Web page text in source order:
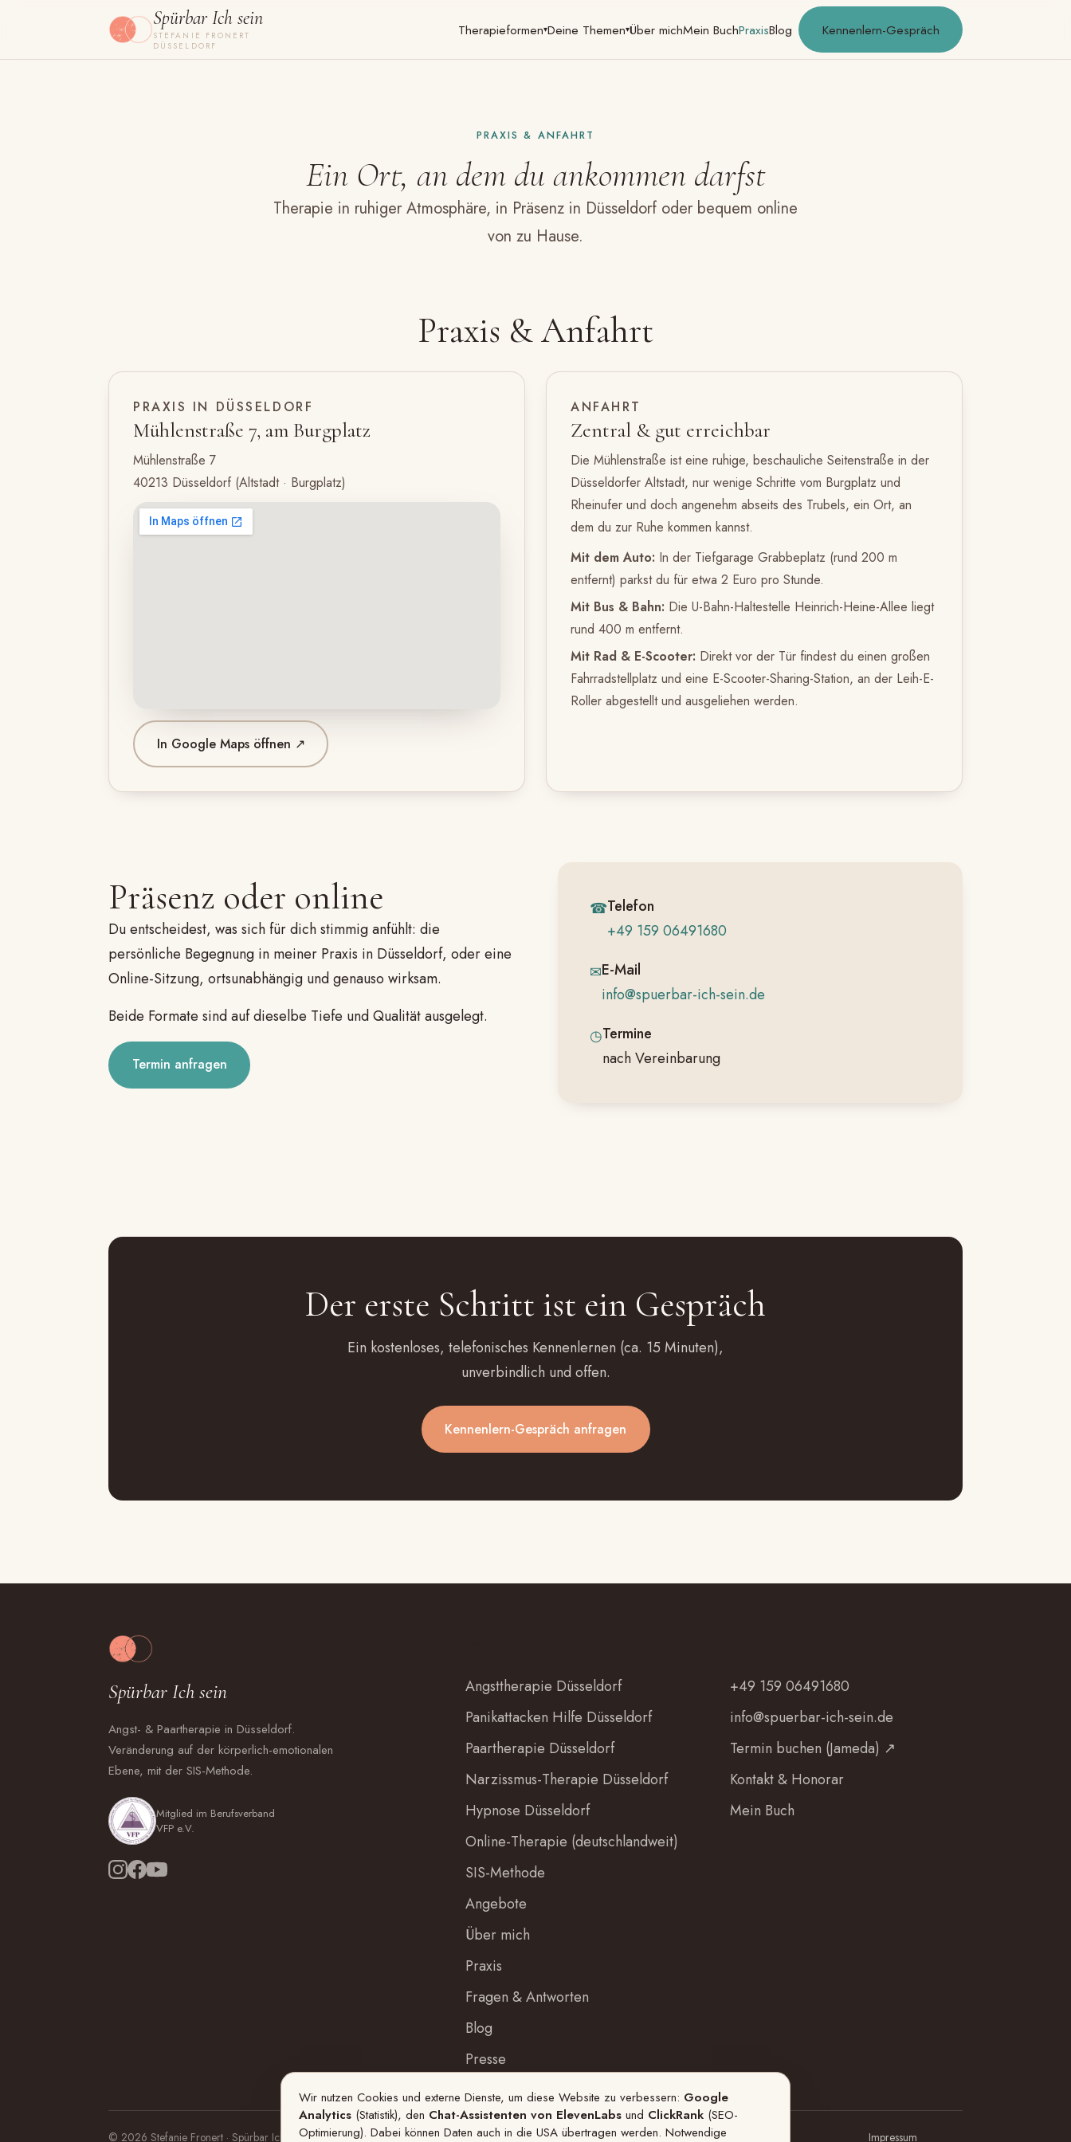
Spürbar Ich sein
STEFANIE FRONERT
DÜSSELDORF
Therapieformen▾Deine Themen▾Über michMein BuchPraxisBlog Kennenlern-Gespräch
PRAXIS & ANFAHRT
Ein Ort, an dem du ankommen darfst
Therapie in ruhiger Atmosphäre, in Präsenz in Düsseldorf oder bequem online
von zu Hause.
Praxis & Anfahrt
PRAXIS IN DÜSSELDORF
Mühlenstraße 7, am Burgplatz
Mühlenstraße 7
40213 Düsseldorf (Altstadt · Burgplatz)
In Google Maps öffnen ↗
ANFAHRT
Zentral & gut erreichbar
Die Mühlenstraße ist eine ruhige, beschauliche Seitenstraße in der
Düsseldorfer Altstadt, nur wenige Schritte vom Burgplatz und
Rheinufer und doch angenehm abseits des Trubels, ein Ort, an
dem du zur Ruhe kommen kannst.
Mit dem Auto: In der Tiefgarage Grabbeplatz (rund 200 m
entfernt) parkst du für etwa 2 Euro pro Stunde.
Mit Bus & Bahn: Die U-Bahn-Haltestelle Heinrich-Heine-Allee liegt
rund 400 m entfernt.
Mit Rad & E-Scooter: Direkt vor der Tür findest du einen großen
Fahrradstellplatz und eine E-Scooter-Sharing-Station, an der Leih-E-
Roller abgestellt und ausgeliehen werden.
Präsenz oder online
Du entscheidest, was sich für dich stimmig anfühlt: die
persönliche Begegnung in meiner Praxis in Düsseldorf, oder eine
Online-Sitzung, ortsunabhängig und genauso wirksam.
Beide Formate sind auf dieselbe Tiefe und Qualität ausgelegt.
Termin anfragen
☎Telefon
+49 159 06491680
✉E-Mail
info@spuerbar-ich-sein.de
◷Termine
nach Vereinbarung
Der erste Schritt ist ein Gespräch
Ein kostenloses, telefonisches Kennenlernen (ca. 15 Minuten),
unverbindlich und offen.
Kennenlern-Gespräch anfragen
Spürbar Ich sein
Angst- & Paartherapie in Düsseldorf.
Veränderung auf der körperlich-emotionalen
Ebene, mit der SIS-Methode.
Mitglied im Berufsverband
VFP e.V.
Angsttherapie Düsseldorf
Panikattacken Hilfe Düsseldorf
Paartherapie Düsseldorf
Narzissmus-Therapie Düsseldorf
Hypnose Düsseldorf
Online-Therapie (deutschlandweit)
SIS-Methode
Angebote
Über mich
Praxis
Fragen & Antworten
Blog
Presse
+49 159 06491680
info@spuerbar-ich-sein.de
Termin buchen (Jameda) ↗
Kontakt & Honorar
Mein Buch
© 2026 Stefanie Fronert · Spürbar Ich sein Impressum
Wir nutzen Cookies und externe Dienste, um diese Website zu verbessern: Google
Analytics (Statistik), den Chat-Assistenten von ElevenLabs und ClickRank (SEO-
Optimierung). Dabei können Daten auch in die USA übertragen werden. Notwendige